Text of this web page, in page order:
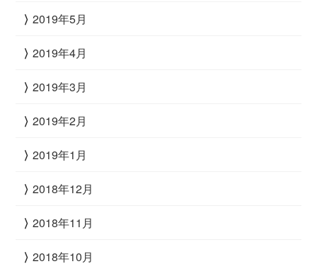
2019年5月
2019年4月
2019年3月
2019年2月
2019年1月
2018年12月
2018年11月
2018年10月